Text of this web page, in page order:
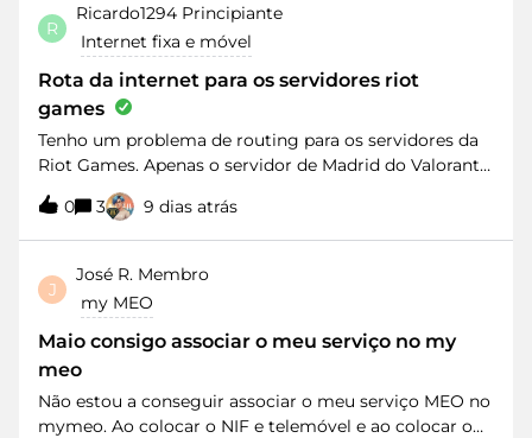
Aproveitar a rede electrica não é solução já que tenho
muito ruido na rede - A propriedade é off-grid e o que
pretendo mesmo é fazer chegar a net à instalação
onde está o inversor. Sugestões?
R
Ricardo1294 Principiante
Internet fixa e móvel
Rota da internet para os servidores riot
games
Tenho um problema de routing para os servidores da
Riot Games. Apenas o servidor de Madrid do Valorant
tem cerca de 80 ms, enquanto no CS2 Madrid tenho 18
ms. O suporte da Riot confirmou que o problema é da
rota do ISP e pediu-me para solicitar uma análise de
routing e, se possível, um re-route. Gostaria que este
caso fosse encaminhado para um técnico de Nível 2 ou
uma equipa especializada.
0 3 9 dias atrás
J
José R. Membro
my MEO
Maio consigo associar o meu serviço no my
meo
Não estou a conseguir associar o meu serviço MEO no
mymeo. Ao colocar o NIF e telemóvel e ao colocar o